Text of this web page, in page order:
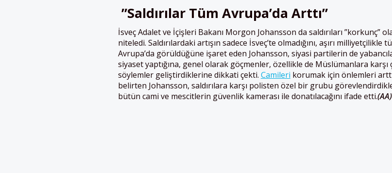
”Saldırılar Tüm Avrupa’da Arttı”
İsveç Adalet ve İçişleri Bakanı Morgon Johansson da saldırıları ”korkunç”
niteledi. Saldırılardaki artışın sadece İsveç’te olmadığını, aşırı milliyetçilikle
Avrupa’da görüldüğüne işaret eden Johansson, siyasi partilerin de
siyaset yaptığına, genel olarak göçmenler, özellikle de Müslümanlara karşı
söylemler geliştirdiklerine dikkati çekti. Camilerikorumak için önlemleri
belirten Johansson, saldırılara karşı polisten özel bir grubu
bütün cami ve mescitlerin güvenlik kamerası ile donatılacağını ifade etti.(AA)